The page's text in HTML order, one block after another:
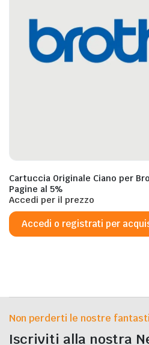
Cartuccia Originale Ciano per
Pagine al 5%
Accedi per il prezzo
Accedi o registrati per
Non perderti le nostre
Iscriviti alla nostra